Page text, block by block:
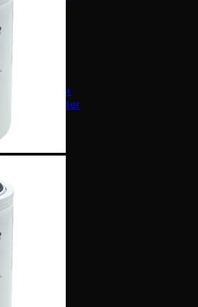
мішки
Фільтри
каталоги
Ferra Filter
Ferra Filter